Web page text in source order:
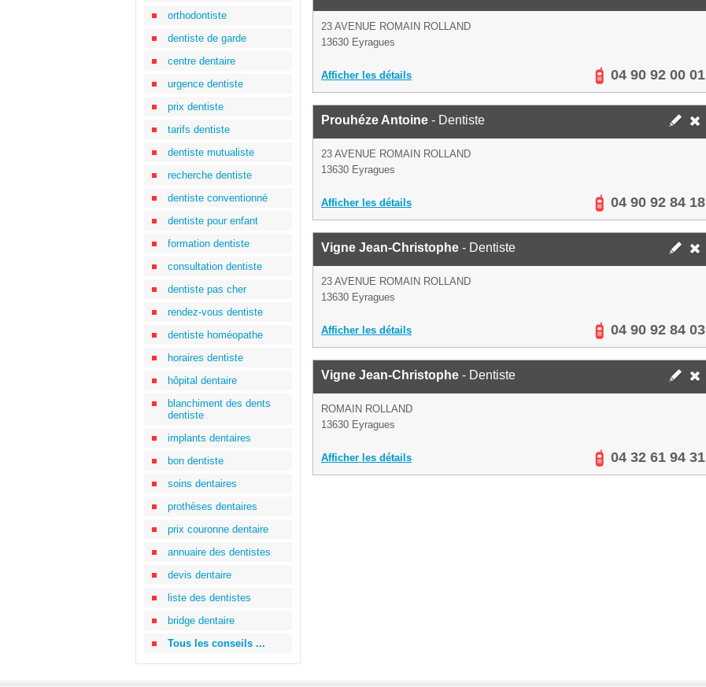
orthodontiste
dentiste de garde
centre dentaire
urgence dentiste
prix dentiste
tarifs dentiste
dentiste mutualiste
recherche dentiste
dentiste conventionné
dentiste pour enfant
formation dentiste
consultation dentiste
dentiste pas cher
rendez-vous dentiste
dentiste homéopathe
horaires dentiste
hôpital dentaire
blanchiment des dents
dentiste
implants dentaires
bon dentiste
soins dentaires
prothèses dentaires
prix couronne dentaire
annuaire des dentistes
devis dentaire
liste des dentistes
bridge dentaire
Tous les conseils ...
23 AVENUE ROMAIN ROLLAND
13630 Eyragues
Afficher les détails 04 90 92 00 01
Prouhéze Antoine - Dentiste
23 AVENUE ROMAIN ROLLAND
13630 Eyragues
Afficher les détails 04 90 92 84 18
Vigne Jean-Christophe - Dentiste
23 AVENUE ROMAIN ROLLAND
13630 Eyragues
Afficher les détails 04 90 92 84 03
Vigne Jean-Christophe - Dentiste
ROMAIN ROLLAND
13630 Eyragues
Afficher les détails 04 32 61 94 31